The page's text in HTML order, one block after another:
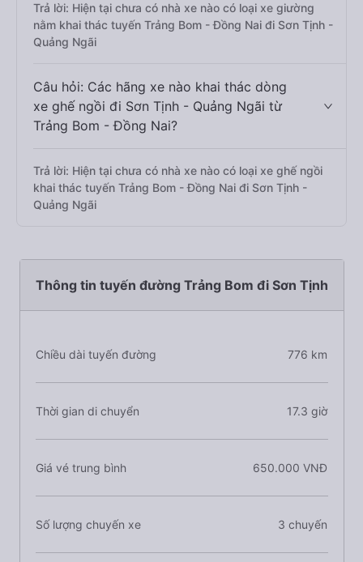
Trả lời: Hiện tại chưa có nhà xe nào có loại xe giường
nằm khai thác tuyến Trảng Bom - Đồng Nai đi Sơn Tịnh -
Quảng Ngãi
Câu hỏi: Các hãng xe nào khai thác dòng
xe ghế ngồi đi Sơn Tịnh - Quảng Ngãi từ
Trảng Bom - Đồng Nai?
Trả lời: Hiện tại chưa có nhà xe nào có loại xe ghế ngồi
khai thác tuyến Trảng Bom - Đồng Nai đi Sơn Tịnh -
Quảng Ngãi
Thông tin tuyến đường Trảng Bom đi Sơn Tịnh
Chiều dài tuyến đường 776 km
Thời gian di chuyển 17.3 giờ
Giá vé trung bình 650.000 VNĐ
Số lượng chuyến xe 3 chuyến